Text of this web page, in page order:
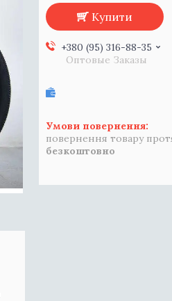
Купити
+380 (95) 316-88-35
Оптовые Заказы
повернення товару
безкоштовно